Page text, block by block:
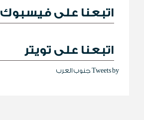
اتبعنا على فيسبوك
اتبعنا على تويتر
Tweets by جنوب العرب